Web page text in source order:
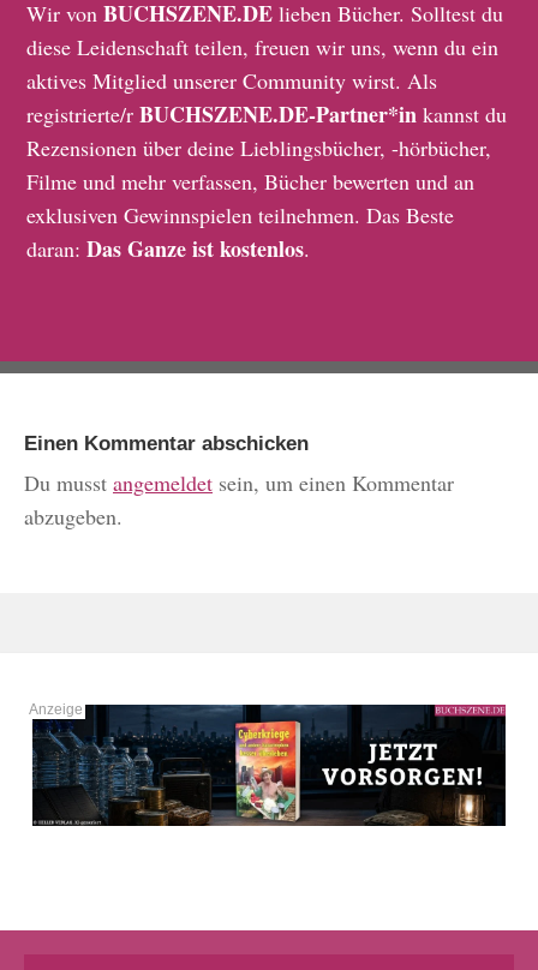
Wir vonBUCHSZENE.DE lieben Bücher. Solltest du
diese Leidenschaft teilen, freuen wir uns, wenn du ein
aktives Mitglied unserer Community wirst. Als
registrierte/rBUCHSZENE.DE-Partner*in kannst du
Rezensionen über deine Lieblingsbücher, -hörbücher,
Filme und mehr verfassen, Bücher bewerten und an
exklusiven Gewinnspielen teilnehmen. Das Beste
daran:Das Ganze ist kostenlos.
Einen Kommentar abschicken
Du musst angemeldet sein, um einen Kommentar
abzugeben.